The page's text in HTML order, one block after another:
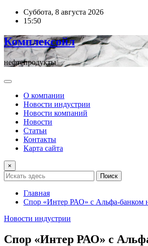
ПерейтиСуббота, 8 августа 2026
15:50
Комплексойл
нефтепродукты
О компании
Новости индустрии
Новости компаний
Новости
Статьи
Контакты
Карта сайта
×
Поиск
Главная
Спор «Интер РАО» с Альфа-банком
Новости индустрии
Спор «Интер РАО» с